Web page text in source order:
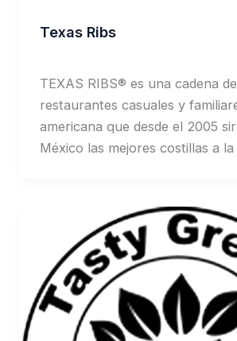
Texas Ribs
TEXAS RIBS® es una cadena de
restaurantes casuales y
americana que desde el 2005
México las mejores costillas a la